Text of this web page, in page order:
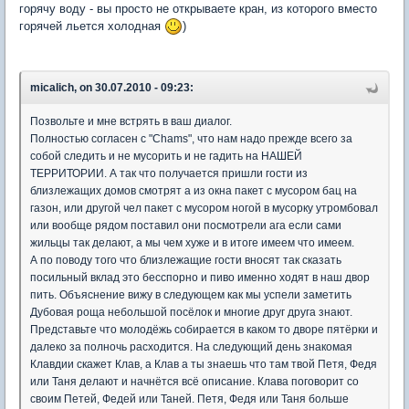
горячу воду - вы просто не открываете кран, из которого вместо
горячей льется холодная
)
micalich, on 30.07.2010 - 09:23:
Позвольте и мне встрять в ваш диалог.
Полностью согласен с "Chams", что нам надо прежде всего за
собой следить и не мусорить и не гадить на НАШЕЙ
ТЕРРИТОРИИ. А так что получается пришли гости из
близлежащих домов смотрят а из окна пакет с мусором бац на
газон, или другой чел пакет с мусором ногой в мусорку утромбовал
или вообще рядом поставил они посмотрели ага если сами
жильцы так делают, а мы чем хуже и в итоге имеем что имеем.
А по поводу того что близлежащие гости вносят так сказать
посильный вклад это бесспорно и пиво именно ходят в наш двор
пить. Объяснение вижу в следующем как мы успели заметить
Дубовая роща небольшой посёлок и многие друг друга знают.
Представьте что молодёжь собирается в каком то дворе пятёрки и
далеко за полночь расходится. На следующий день знакомая
Клавдии скажет Клав, а Клав а ты знаешь что там твой Петя, Федя
или Таня делают и начнётся всё описание. Клава поговорит со
своим Петей, Федей или Таней. Петя, Федя или Таня больше